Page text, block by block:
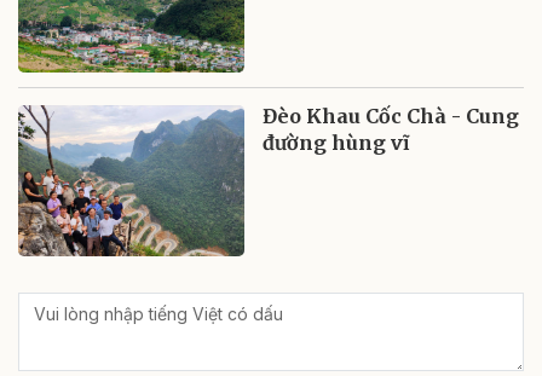
Đèo Khau Cốc Chà - Cung
đường hùng vĩ